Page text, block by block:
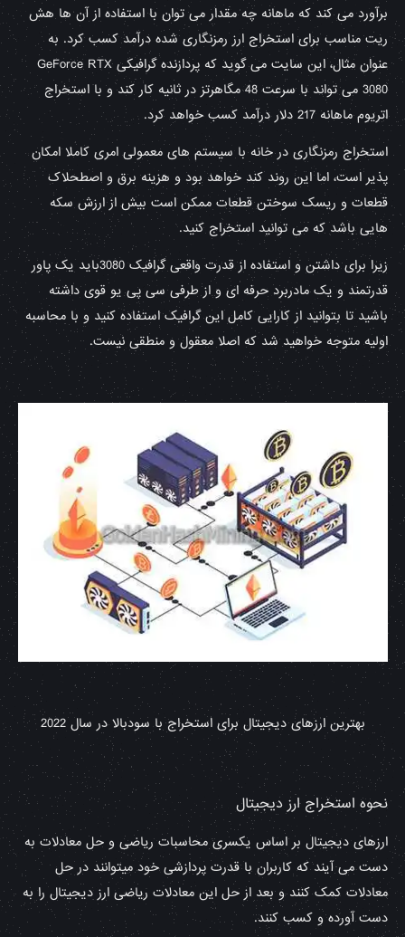
برآورد می کند که ماهانه چه مقدار می توان با استفاده از آن ها هش
ریت مناسب برای استخراج ارز رمزنگاری شده درآمد کسب کرد. به
عنوان مثال، این سایت می گوید که پردازنده گرافیکی GeForce RTX
3080 می تواند با سرعت 48 مگاهرتز در ثانیه کار کند و با استخراج
اتریوم ماهانه 217 دلار درآمد کسب خواهد کرد.
استخراج رمزنگاری در خانه با سیستم های معمولی امری کاملا امکان
پذیر است، اما این روند کند خواهد بود و هزینه برق و اصطحلاک
قطعات و ریسک سوختن قطعات ممکن است بیش از ارزش سکه
هایی باشد که می توانید استخراج کنید.
زیرا برای داشتن و استفاده از قدرت واقعی گرافیک 3080باید یک پاور
قدرتمند و یک مادربرد حرفه ای و از طرفی سی پی یو قوی داشته
باشید تا بتوانید از کارایی کامل این گرافیک استفاده کنید و با محاسبه
اولیه متوجه خواهید شد که اصلا معقول و منطقی نیست.
بهترین ارزهای دیجیتال برای استخراج با سودبالا در سال 2022
نحوه استخراج ارز دیجیتال
ارزهای دیجیتال بر اساس یکسری محاسبات ریاضی و حل معادلات به
دست می آیند که کاربران با قدرت پردازشی خود میتوانند در حل
معادلات کمک کنند و بعد از حل این معادلات ریاضی ارز دیجیتال را به
دست آورده و کسب کنند.